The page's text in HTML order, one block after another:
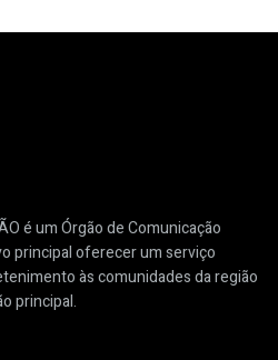
é um Órgão de Comunicação
principal oferecer um serviço
às comunidades da região
principal.